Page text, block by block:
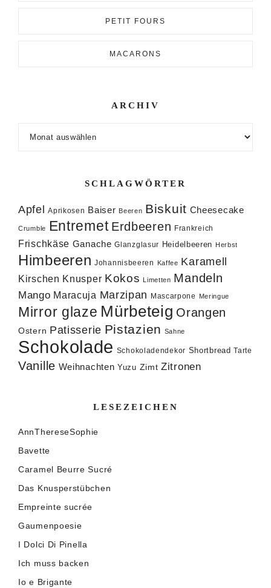
PETIT FOURS
MACARONS
ARCHIV
SCHLAGWÖRTER
Apfel Aprikosen Baiser Beeren Biskuit Cheesecake
Crumble Entremet Erdbeeren Frankreich
Frischkäse Ganache Glanzglasur Heidelbeeren Herbst
Himbeeren Johannisbeeren Kaffee Karamell
Kirschen Knusper Kokos Limetten Mandeln
Mango Maracuja Marzipan Mascarpone Meringue
Mirror glaze Mürbeteig Orangen
Ostern Patisserie Pistazien Sahne
Schokolade Schokoladendekor Shortbread Tarte
Vanille Weihnachten Yuzu Zimt Zitronen
LESEZEICHEN
AnnThereseSophie
Bavette
Caramel Beurre Sucré
Das Knusperstübchen
Empreinte sucrée
Gaumenpoesie
I Dolci Di Pinella
Ich muss backen
Io e Brigante